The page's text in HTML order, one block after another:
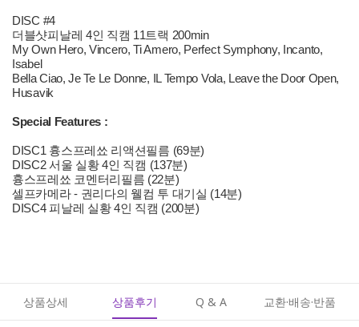
DISC #4
더블샷피날레 4인 직캠 11트랙 200min
My Own Hero, Vincero, Ti Amero, Perfect Symphony, Incanto,
Isabel
Bella Ciao, Je Te Le Donne, IL Tempo Vola, Leave the Door Open,
Husavik
Special Features :
DISC1 흉스프레쑈 리액션필름 (69분)
DISC2 서울 실황 4인 직캠 (137분)
흉스프레쑈 코멘터리필름 (22분)
셀프카메라 - 권리다의 웰컴 투 대기실 (14분)
DISC4 피날레 실황 4인 직캠 (200분)
상품상세 상품후기 Q & A 교환·배송·반품